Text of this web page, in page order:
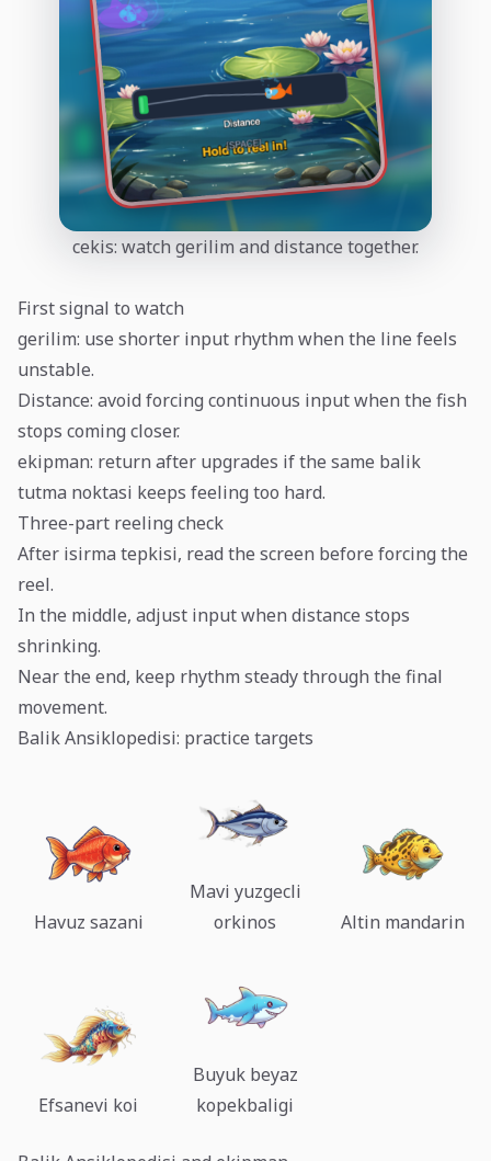
cekis: watch gerilim and distance together.
First signal to watch
gerilim: use shorter input rhythm when the line feels
unstable.
Distance: avoid forcing continuous input when the fish
stops coming closer.
ekipman: return after upgrades if the same balik
tutma noktasi keeps feeling too hard.
Three-part reeling check
After isirma tepkisi, read the screen before forcing the
reel.
In the middle, adjust input when distance stops
shrinking.
Near the end, keep rhythm steady through the final
movement.
Balik Ansiklopedisi: practice targets
Havuz sazani
Mavi yuzgecli
orkinos
Altin mandarin
Efsanevi koi
Buyuk beyaz
kopekbaligi